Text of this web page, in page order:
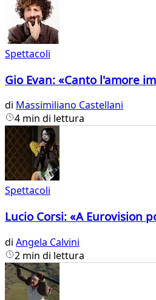
Spettacoli
Gio Evan: «Canto l'amore
di Massimiliano Castellani
4 min di lettura
Spettacoli
Lucio Corsi: «A Eurovision
di Angela Calvini
2 min di lettura